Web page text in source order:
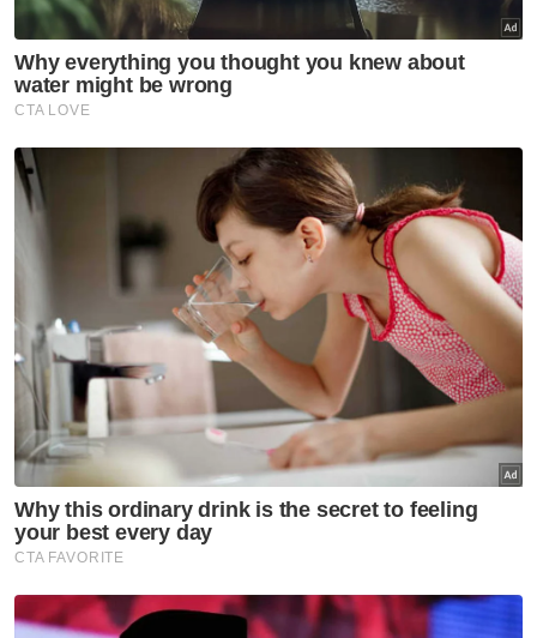
Kebajikan tiga gajah Malaysia:
Shelter Ihsan mahu MPT
kemuka bukti, benarkan
pemeriksaan bebas
ITE Singapura terbuka
kerjasama dengan ADTEC JTM